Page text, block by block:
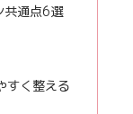
共通点6選
すく整える